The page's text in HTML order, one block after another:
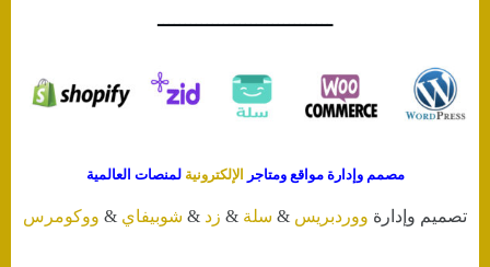
ــــــــــــــــــــــــــــــــ
مصمم وإدارة مواقع ومتاجر الإلكترونية لمنصات العالمية
تصميم وإدارة ووردبريس & سلة & زد & شوبيفاي & ووكومرس